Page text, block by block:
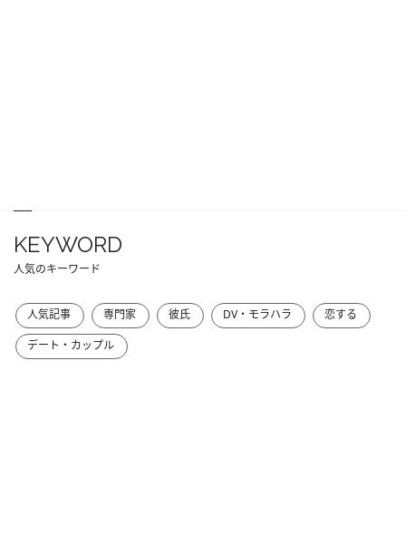
KEYWORD
人気のキーワード
人気記事 専門家 彼氏 DV・モラハラ
恋する
デート・カップル